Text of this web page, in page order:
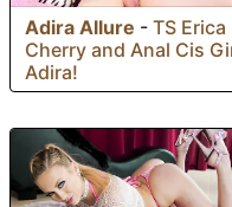
Adira Allure - TS Erica
Cherry and Anal Cis
Adira!